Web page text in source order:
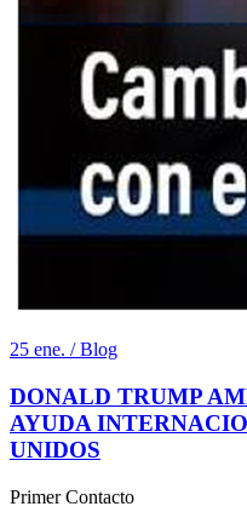
25 ene. / Blog
DONALD TRUMP
AYUDA
UNIDOS
Primer Contacto